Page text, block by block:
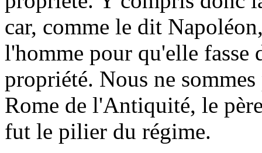
car, comme le dit
l'homme pour qu'elle fasse
propriété. Nous ne
Rome de l'Antiquité, le
fut le pilier du régime.